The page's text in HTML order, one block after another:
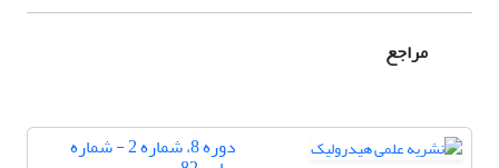
مراجع
دوره 8، شماره 2 - شماره